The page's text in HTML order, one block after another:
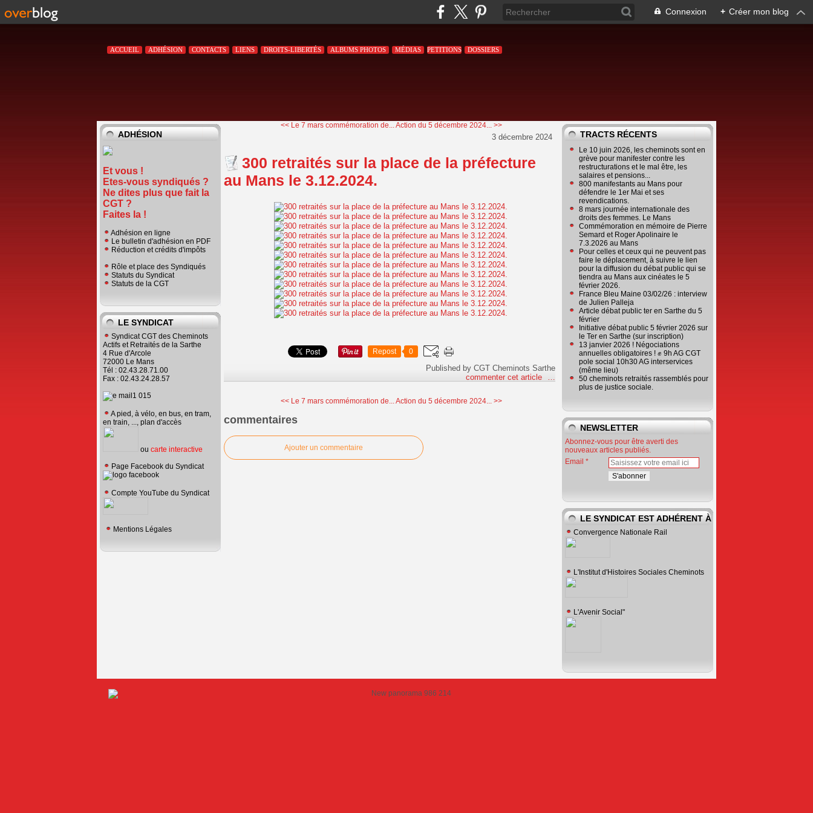
Connexion + Créer mon blog
ACCUEIL ADHÉSION CONTACTS LIENS DROITS-LIBERTÉS ALBUMS PHOTOS MÉDIAS PETITIONS DOSSIERS
ADHÉSION
Et vous !
Etes-vous syndiqués ?
Ne dites plus que fait la
CGT ?
Faites la !
Adhésion en ligne
Le bulletin d'adhésion en PDF
Réduction et crédits d'impôts
Rôle et place des Syndiqués
Statuts du Syndicat
Statuts de la CGT
LE SYNDICAT
Syndicat CGT des Cheminots
Actifs et Retraités de la Sarthe
4 Rue d'Arcole
72000 Le Mans
Tél : 02.43.28.71.00
Fax : 02.43.24.28.57
A pied, à vélo, en bus, en tram,
en train, ..., plan d'accès
ou carte interactive
Page Facebook du Syndicat
Compte YouTube du Syndicat
Mentions Légales
<< Le 7 mars commémoration de...Action du 5 décembre 2024... >>
3 décembre 2024
300 retraités sur la place de la préfecture
au Mans le 3.12.2024.
Repost 0
Published by CGT Cheminots Sarthe
commenter cet article
<< Le 7 mars commémoration de... Action du 5 décembre 2024... >>
commentaires
Ajouter un commentaire
TRACTS RÉCENTS
Le 10 juin 2026, les cheminots sont en
grève pour manifester contre les
restructurations et le mal être, les
salaires et pensions...
800 manifestants au Mans pour
défendre le 1er Mai et ses
revendications.
8 mars journée internationale des
droits des femmes. Le Mans
Commémoration en mémoire de Pierre
Semard et Roger Apolinaire le
7.3.2026 au Mans
Pour celles et ceux qui ne peuvent pas
faire le déplacement, à suivre le lien
pour la diffusion du débat public qui se
tiendra au Mans aux cinéates le 5
février 2026.
France Bleu Maine 03/02/26 : interview
de Julien Palleja
Article débat public ter en Sarthe du 5
février
Initiative débat public 5 février 2026 sur
le Ter en Sarthe (sur inscription)
13 janvier 2026 ! Négociations
annuelles obligatoires ! ✊ 9h AG CGT
pole social 10h30 AG interservices
(même lieu)
50 cheminots retraités rassemblés pour
plus de justice sociale.
NEWSLETTER
Abonnez-vous pour être averti des
nouveaux articles publiés.
Email
LE SYNDICAT EST ADHÉRENT À
Convergence Nationale Rail
L'Institut d'Histoires Sociales Cheminots
L'Avenir Social"